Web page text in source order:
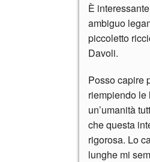
È
ambiguo
piccoletto
Davoli.
Posso capire
riempiendo le
un’umanità
che questa
rigorosa. Lo
lunghe mi